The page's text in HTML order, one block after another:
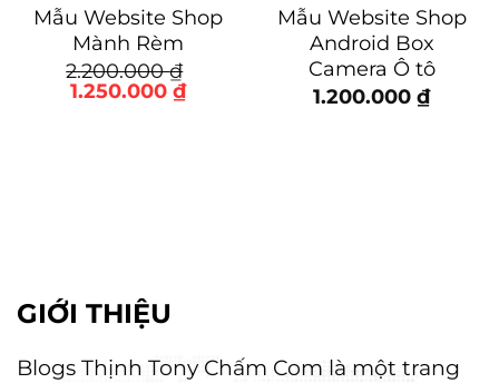
Mẫu Website Shop
Mành Rèm
2.200.000₫
Giá
1.250.000 ₫Giá
hiện
Mẫu Website Shop
Android Box
Camera Ô tô
1.200.000 ₫
GIỚI THIỆU
Blogs Thịnh Tony Chấm Com là một trang